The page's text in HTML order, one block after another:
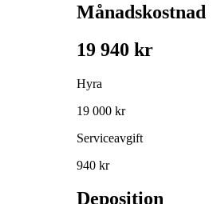
Månadskostnad
19 940 kr
Hyra
19 000 kr
Serviceavgift
940 kr
Deposition